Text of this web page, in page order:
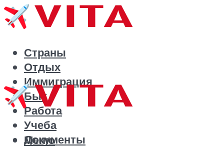
Страны
Отдых
Иммиграция
Быт
Работа
Учеба
Документы
Меню